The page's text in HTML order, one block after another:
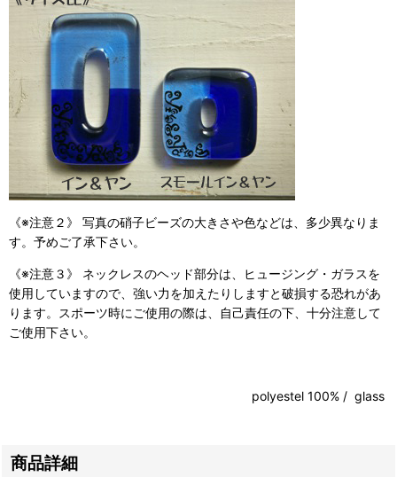
《※注意２》 写真の硝子ビーズの大きさや色などは、多少異なりま
す。予めご了承下さい。
《※注意３》 ネックレスのヘッド部分は、ヒュージング・ガラスを
使用していますので、強い力を加えたりしますと破損する恐れがあ
ります。スポーツ時にご使用の際は、自己責任の下、十分注意して
ご使用下さい。
polyestel 100% / glass
商品詳細